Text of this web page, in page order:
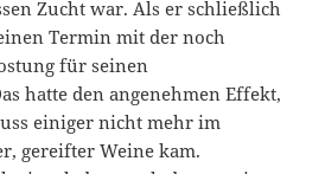
Zucht war. Als er schließlich
Termin mit der noch
für seinen
hatte den angenehmen Effekt,
einiger nicht mehr im
gereifter Weine kam.